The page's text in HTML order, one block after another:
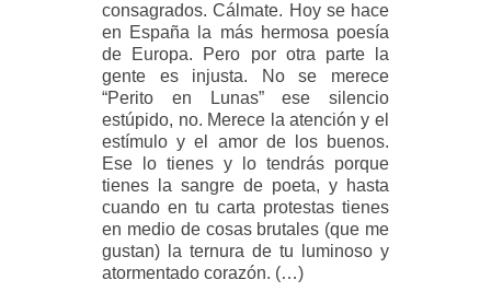
consagrados. Cálmate. Hoy se hace
en España la más hermosa poesía
de Europa. Pero por otra parte la
gente es injusta. No se merece
“Perito en Lunas” ese silencio
estúpido, no. Merece la atención y el
estímulo y el amor de los buenos.
Ese lo tienes y lo tendrás porque
tienes la sangre de poeta, y hasta
cuando en tu carta protestas tienes
en medio de cosas brutales (que me
gustan) la ternura de tu luminoso y
atormentado corazón. (…)